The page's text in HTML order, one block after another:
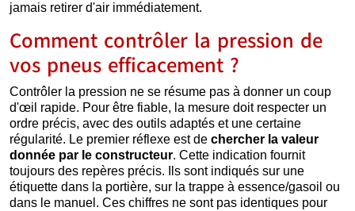
jamais retirer d'air immédiatement.
Comment contrôler la pression de
vos pneus efficacement ?
Contrôler la pression ne se résume pas à donner un coup
d'œil rapide. Pour être fiable, la mesure doit respecter un
ordre précis, avec des outils adaptés et une certaine
régularité. Le premier réflexe est de chercher la valeur
donnée par le constructeur. Cette indication fournit
toujours des repères précis. Ils sont indiqués sur une
étiquette dans la portière, sur la trappe à essence/gasoil ou
dans le manuel. Ces chiffres ne sont pas identiques pour